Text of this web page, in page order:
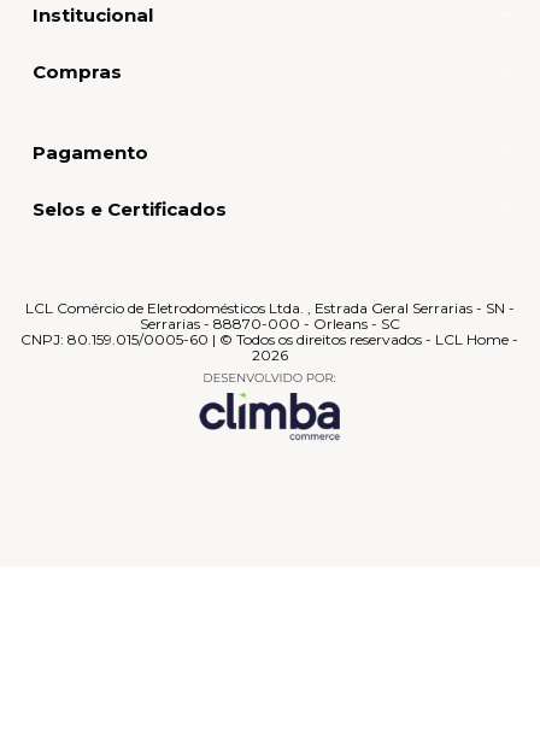
Institucional
Compras
Pagamento
Selos e Certificados
LCL Comércio de Eletrodomésticos Ltda. , Estrada Geral Serrarias - SN -
Serrarias - 88870-000 - Orleans - SC
CNPJ: 80.159.015/0005-60 | © Todos os direitos reservados - LCL Home -
2026